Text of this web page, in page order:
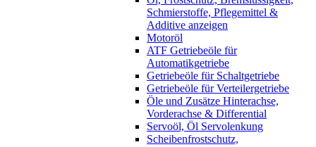
Schmierstoffe, Pflegemittel &
Additive anzeigen
Motoröl
ATF Getriebeöle für
Automatikgetriebe
Getriebeöle für Schaltgetriebe
Getriebeöle für Verteilergetriebe
Öle und Zusätze Hinterachse,
Vorderachse & Differential
Servoöl, Öl Servolenkung
Scheibenfrostschutz,